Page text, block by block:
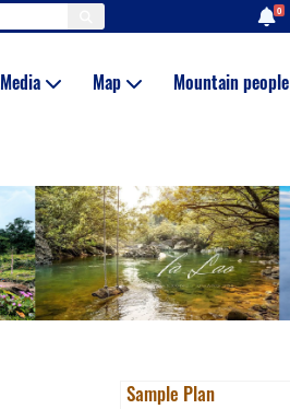
0
Media Map Mountain people
Sample Plan